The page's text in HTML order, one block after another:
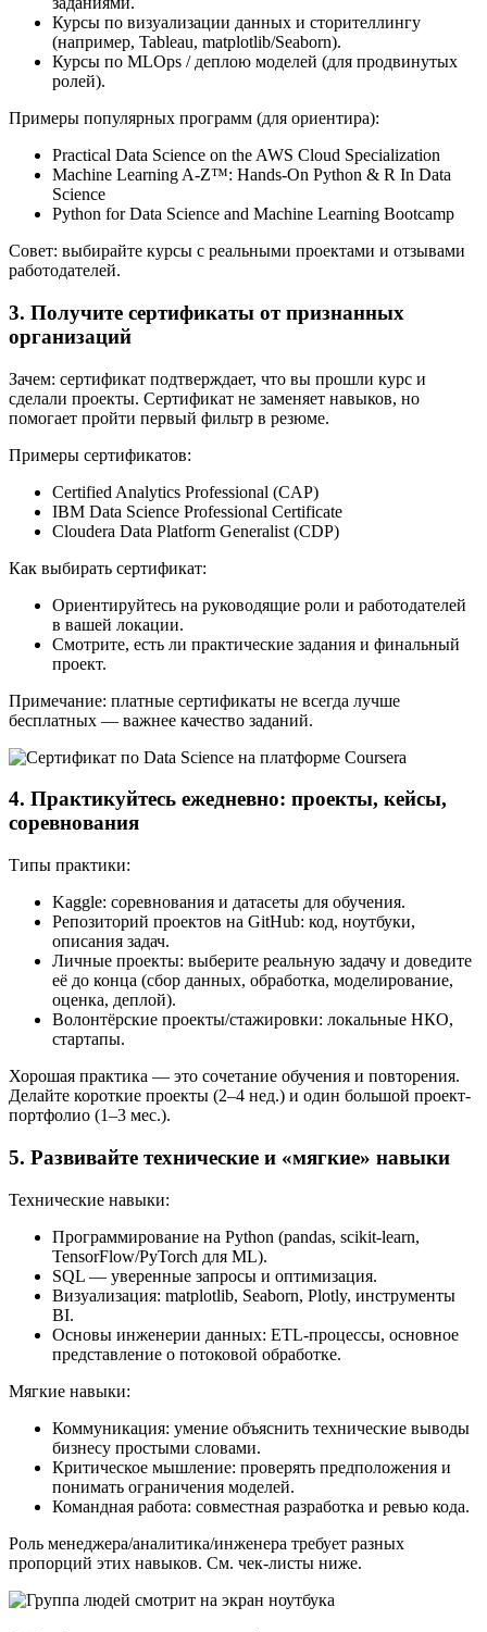
Курсы по визуализации данных и сторителлингу
(например, Tableau, matplotlib/Seaborn).
Курсы по MLOps / деплою моделей (для продвинутых
ролей).
Примеры популярных программ (для ориентира):
Practical Data Science on the AWS Cloud Specialization
Machine Learning A-Z™: Hands-On Python & R In Data
Science
Python for Data Science and Machine Learning Bootcamp
Совет: выбирайте курсы с реальными проектами и отзывами
работодателей.
3. Получите сертификаты от признанных
организаций
Зачем: сертификат подтверждает, что вы прошли курс и
сделали проекты. Сертификат не заменяет навыков, но
помогает пройти первый фильтр в резюме.
Примеры сертификатов:
Certified Analytics Professional (CAP)
IBM Data Science Professional Certificate
Cloudera Data Platform Generalist (CDP)
Как выбирать сертификат:
Ориентируйтесь на руководящие роли и работодателей
в вашей локации.
Смотрите, есть ли практические задания и финальный
проект.
Примечание: платные сертификаты не всегда лучше
бесплатных — важнее качество заданий.
4. Практикуйтесь ежедневно: проекты, кейсы,
соревнования
Типы практики:
Kaggle: соревнования и датасеты для обучения.
Репозиторий проектов на GitHub: код, ноутбуки,
описания задач.
Личные проекты: выберите реальную задачу и доведите
её до конца (сбор данных, обработка, моделирование,
оценка, деплой).
Волонтёрские проекты/стажировки: локальные НКО,
стартапы.
Хорошая практика — это сочетание обучения и повторения.
Делайте короткие проекты (2–4 нед.) и один большой проект-
портфолио (1–3 мес.).
5. Развивайте технические и «мягкие» навыки
Технические навыки:
Программирование на Python (pandas, scikit-learn,
TensorFlow/PyTorch для ML).
SQL — уверенные запросы и оптимизация.
Визуализация: matplotlib, Seaborn, Plotly, инструменты
BI.
Основы инженерии данных: ETL-процессы, основное
представление о потоковой обработке.
Мягкие навыки:
Коммуникация: умение объяснить технические выводы
бизнесу простыми словами.
Критическое мышление: проверять предположения и
понимать ограничения моделей.
Командная работа: совместная разработка и ревью кода.
Роль менеджера/аналитика/инженера требует разных
пропорций этих навыков. См. чек-листы ниже.